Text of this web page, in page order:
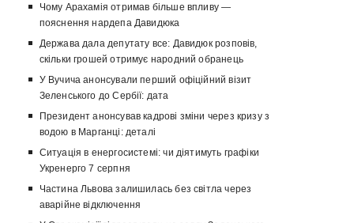
Чому Арахамія отримав більше впливу —
пояснення нардепа Давидюка
Держава дала депутату все: Давидюк розповів,
скільки грошей отримує народний обранець
У Вучича анонсували перший офіційний візит
Зеленського до Сербії: дата
Президент анонсував кадрові зміни через кризу з
водою в Марганці: деталі
Ситуація в енергосистемі: чи діятимуть графіки
Укренерго 7 серпня
Частина Львова залишилась без світла через
аварійне відключення